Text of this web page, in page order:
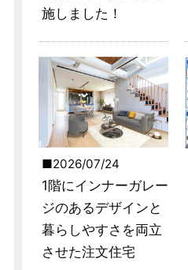
施しました！
2026/07/24
1階にインナーガレー
ジのあるデザインと
暮らしやすさを両立
させた注文住宅